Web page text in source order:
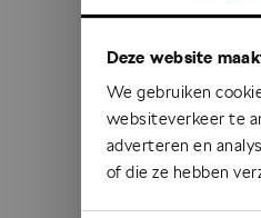
Deze website
We gebruiken
websiteverkeer te
adverteren en
of die ze hebben